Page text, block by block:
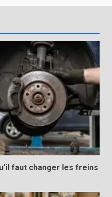
faut changer les freins